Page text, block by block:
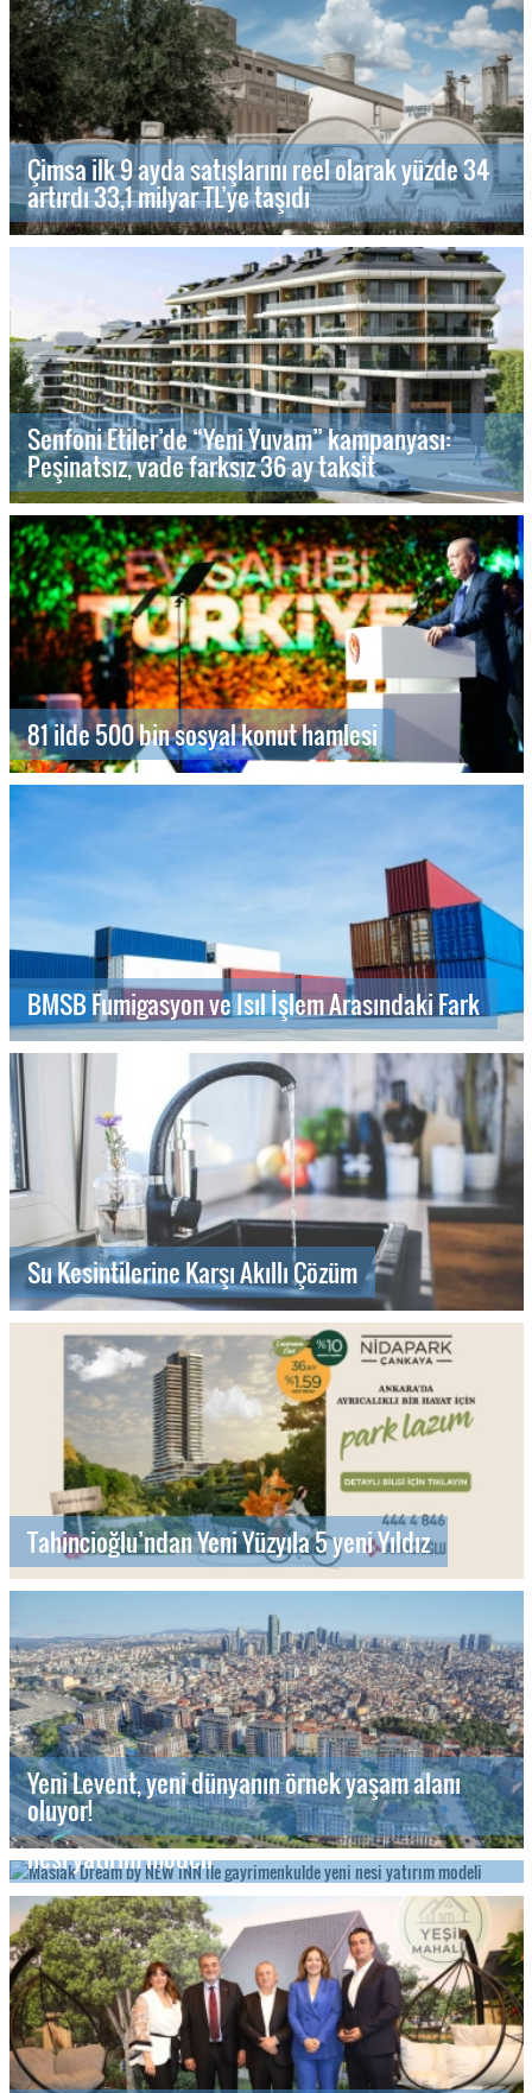
Çimsa ilk 9 ayda satışlarını reel olarak yüzde 34
artırdı 33,1 milyar TL’ye taşıdı
Senfoni Etiler’de “Yeni Yuvam” kampanyası:
Peşinatsız, vade farksız 36 ay taksit
81 ilde 500 bin sosyal konut hamlesi
BMSB Fumigasyon ve Isıl İşlem Arasındaki Fark
Su Kesintilerine Karşı Akıllı Çözüm
Tahincioğlu’ndan Yeni Yüzyıla 5 yeni Yıldız
Yeni Levent, yeni dünyanın örnek yaşam alanı
oluyor!
Maslak Dream by NEW INN ile gayrimenkulde yeni
nesi yatırım modeli